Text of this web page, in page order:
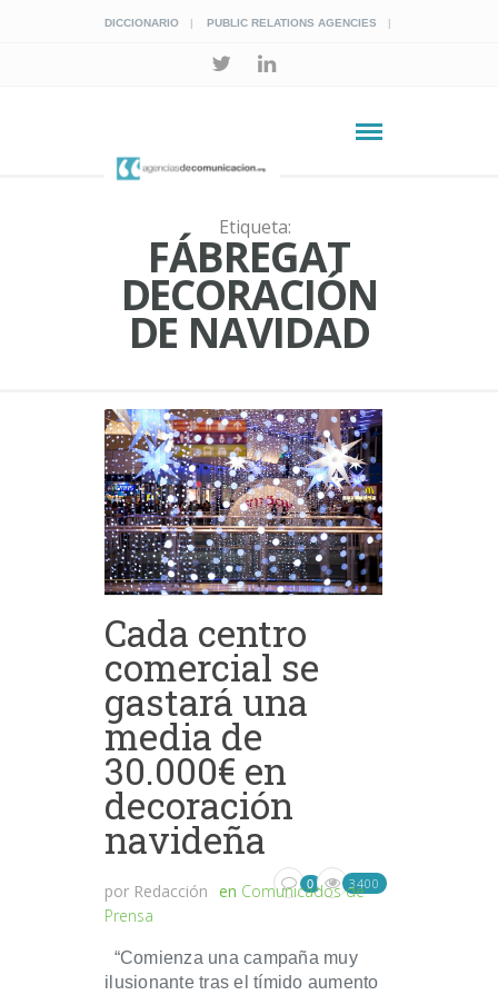
DICCIONARIO PUBLIC RELATIONS AGENCIES
Etiqueta:
FÁBREGAT
DECORACIÓN
DE NAVIDAD
Cada centro
comercial se
gastará una
media de
30.000€ en
decoración
navideña
por Redacción en Comunicados de
Prensa
0 3400
“Comienza una campaña muy
ilusionante tras el tímido aumento